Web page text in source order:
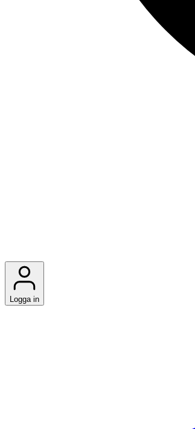
Logga in